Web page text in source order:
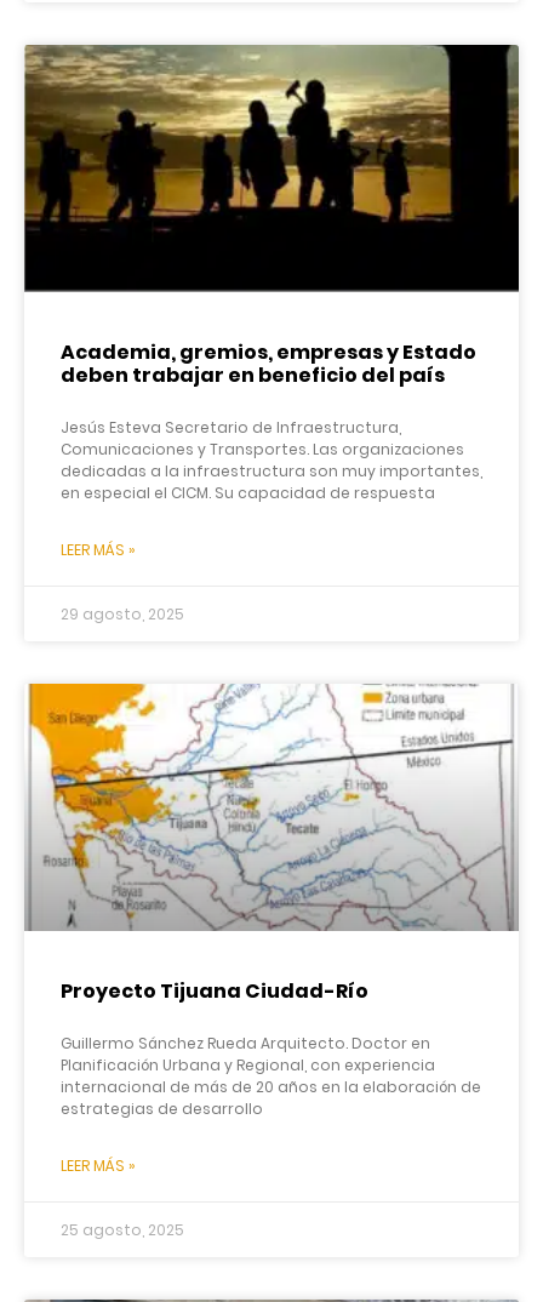
Academia, gremios, empresas y Estado
deben trabajar en beneficio del país
Jesús Esteva Secretario de Infraestructura,
Comunicaciones y Transportes. Las organizaciones
dedicadas a la infraestructura son muy importantes,
en especial el CICM. Su capacidad de respuesta
LEER MÁS »
29 agosto, 2025
Proyecto Tijuana Ciudad-Río
Guillermo Sánchez Rueda Arquitecto. Doctor en
Planificación Urbana y Regional, con experiencia
internacional de más de 20 años en la elaboración de
estrategias de desarrollo
LEER MÁS »
25 agosto, 2025